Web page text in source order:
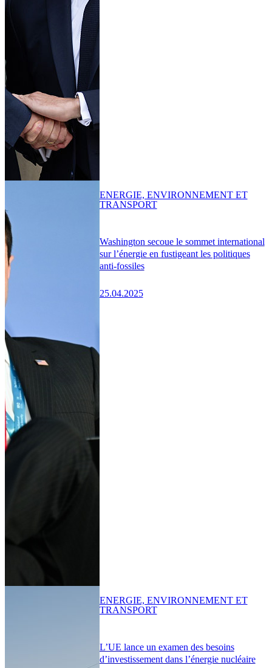
Washington secoue le sommet international
sur l’énergie en fustigeant les politiques
anti-fossiles
25.04.2025
ENERGIE, ENVIRONNEMENT ET
TRANSPORT
L’UE lance un examen des besoins
d’investissement dans l’énergie nucléaire
ENERGIE, ENVIRONNEMENT ET
TRANSPORT